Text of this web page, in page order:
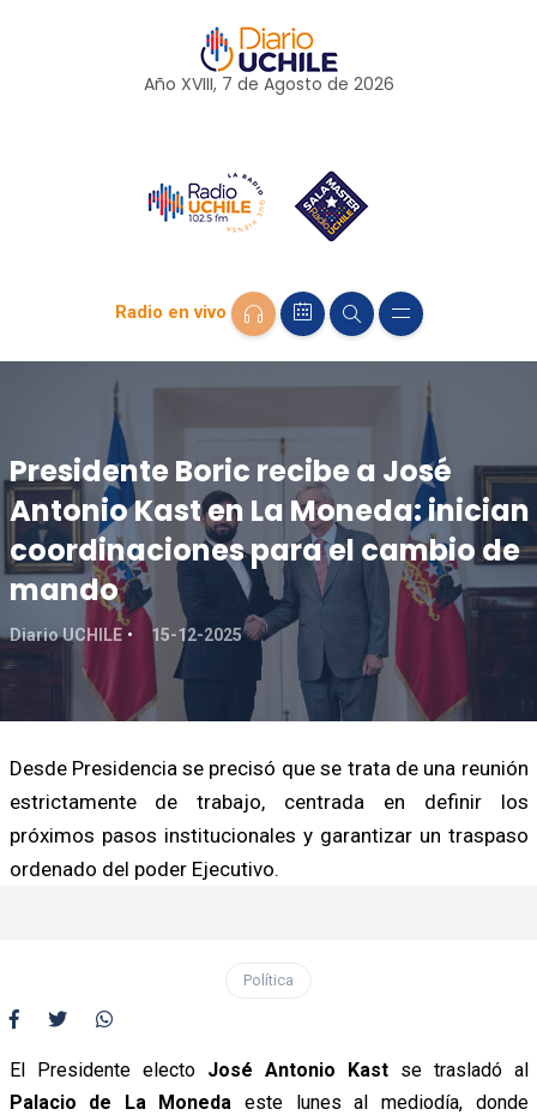
Año XVIII, 7 de Agosto de 2026
Radio en vivo
Presidente Boric recibe a José
Antonio Kast en La Moneda: inician
coordinaciones para el cambio de
mando
Diario UCHILE 15-12-2025
Desde Presidencia se precisó que se trata de una reunión
estrictamente de trabajo, centrada en definir los
próximos pasos institucionales y garantizar un traspaso
ordenado del poder Ejecutivo.
Política
El Presidente electo José Antonio Kastse trasladó al
Palacio de La Moneda este lunes al mediodía, donde